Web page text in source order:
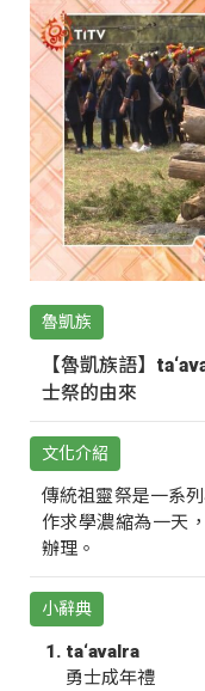
魯凱族
【魯凱族語】
士祭的由來
文化介紹
傳統祖靈祭是一系
作求學濃縮為一天
辦理。
小辭典
ta‘avalra
勇士成年禮